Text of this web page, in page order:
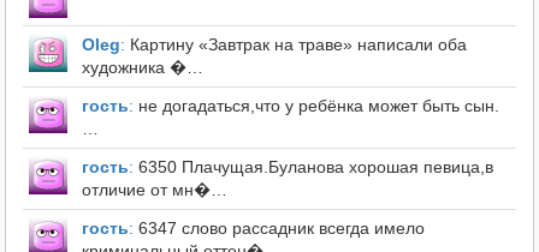
Оleg: Картину «Завтрак на траве» написали оба
художника �…
гость: не догадаться,что у ребёнка может быть сын.
…
гость: 6350 Плачущая.Буланова хорошая певица,в
отличие от мн�…
гость: 6347 слово рассадник всегда имело